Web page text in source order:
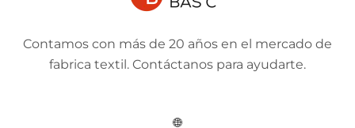
Contamos con más de 20 años en el mercado de
fabrica textil. Contáctanos para ayudarte.